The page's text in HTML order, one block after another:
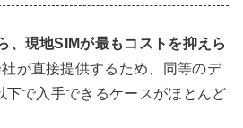
、現地SIMが最もコストを抑えら
が直接提供するため、同等のデ
下で入手できるケースがほとんど